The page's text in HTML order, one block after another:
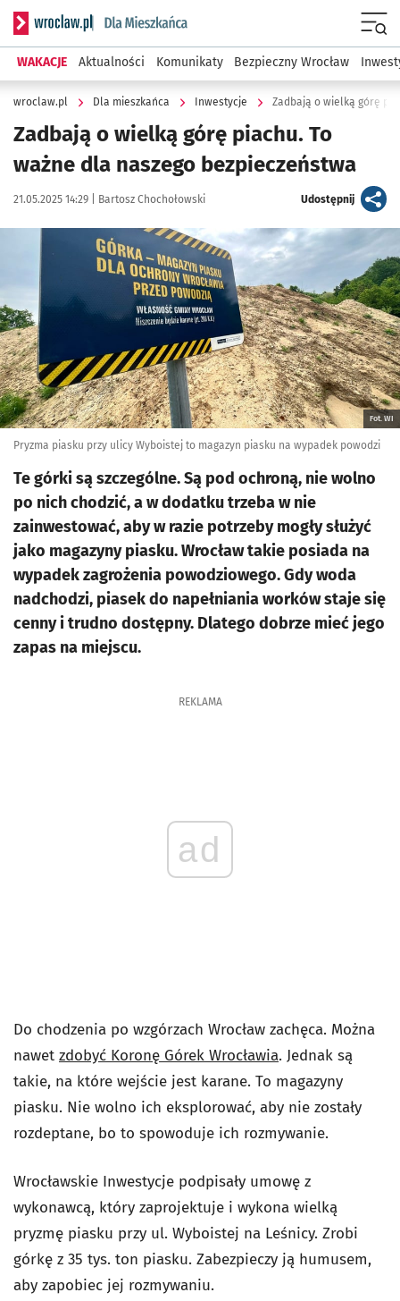
Serwis informacyjny wroclaw.pl podserwis: Dla mieszkańca
WAKACJE Aktualności Komunikaty Bezpieczny Wrocław
wroclaw.pl Dla mieszkańca Inwestycje Zadbają o wielką górę
Zadbają o wielką górę piachu. To
ważne dla naszego bezpieczeństwa
Data publikacji:
21.05.2025 14:29 | Autor:
Bartosz Chochołowski Udostępnijartykuł
Kliknij, aby powiększyć
Fot. WI
Pryzma piasku przy ulicy Wyboistej to magazyn piasku na wypadek powodzi
Te górki są szczególne. Są pod ochroną, nie wolno
po nich chodzić, a w dodatku trzeba w nie
zainwestować, aby w razie potrzeby mogły służyć
jako magazyny piasku. Wrocław takie posiada na
wypadek zagrożenia powodziowego. Gdy woda
nadchodzi, piasek do napełniania worków staje się
cenny i trudno dostępny. Dlatego dobrze mieć jego
zapas na miejscu.
REKLAMA
ad
Do chodzenia po wzgórzach Wrocław zachęca. Można
nawet zdobyć Koronę Górek Wrocławia. Jednak są
takie, na które wejście jest karane. To magazyny
piasku. Nie wolno ich eksplorować, aby nie zostały
rozdeptane, bo to spowoduje ich rozmywanie.
Wrocławskie Inwestycje podpisały umowę z
wykonawcą, który zaprojektuje i wykona wielką
pryzmę piasku przy ul. Wyboistej na Leśnicy. Zrobi
górkę z 35 tys. ton piasku. Zabezpieczy ją humusem,
aby zapobiec jej rozmywaniu.